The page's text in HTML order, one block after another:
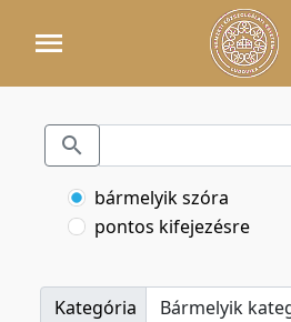
bármelyik szóra
pontos kifejezésre
Kategória